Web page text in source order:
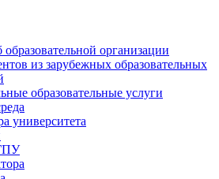
организации
из зарубежных образовательных
образовательные услуги
университета